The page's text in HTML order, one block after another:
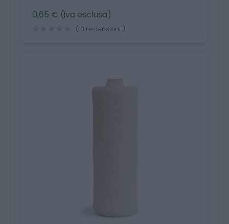
0,65 € (iva esclusa)
( 0 recensioni )